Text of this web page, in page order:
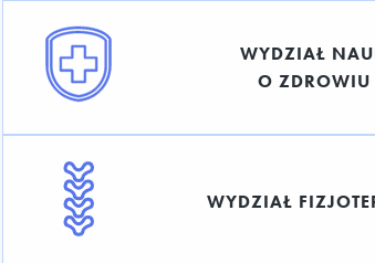
WYDZIAŁ
O ZDROWIU
WYDZIAŁ